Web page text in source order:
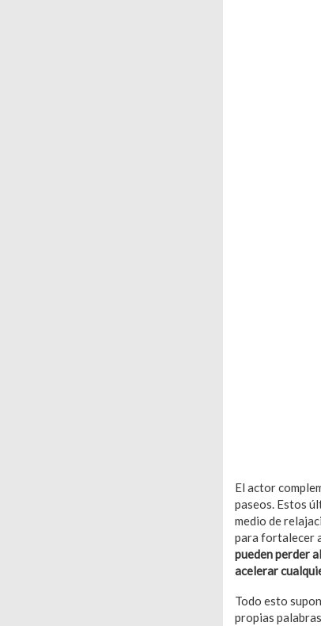
El actor
paseos. Estos
medio de
para fortalecer
pueden perder
acelerar
Todo esto
propias